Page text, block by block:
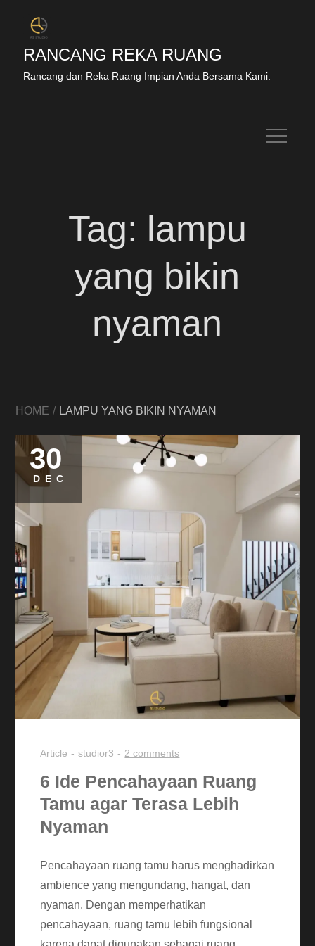
RANCANG REKA RUANG
Rancang dan Reka Ruang Impian Anda Bersama Kami.
Tag: lampu
yang bikin
nyaman
HOME LAMPU YANG BIKIN NYAMAN
30
DEC
Article studior3 2 comments
6 Ide Pencahayaan Ruang
Tamu agar Terasa Lebih
Nyaman
Pencahayaan ruang tamu harus menghadirkan
ambience yang mengundang, hangat, dan
nyaman. Dengan memperhatikan
pencahayaan, ruang tamu lebih fungsional